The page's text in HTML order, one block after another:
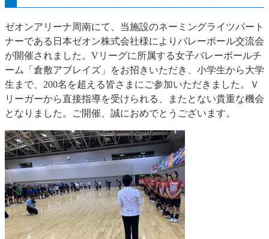
ゼオンアリーナ周南にて、当施設のネーミングライツパート
ナーである日本ゼオン株式会社様によりバレーボール交流会
が開催されました。Vリーグに所属する女子バレーボールチ
ーム「倉敷アブレイズ」をお招きいただき、小学生から大学
生まで、200名を超える皆さまにご参加いただきました。Ｖ
リーガーから直接指導を受けられる、またとない貴重な機会
となりました。ご開催、誠におめでとうございます。